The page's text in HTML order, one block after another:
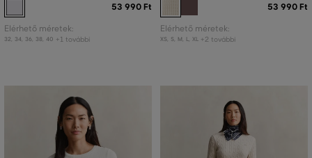
53 990 Ft
Elérhető méretek:
32 34 36 38 40 +1 további
53 990 Ft
Elérhető méretek:
XS, S, M L, XL +2 további